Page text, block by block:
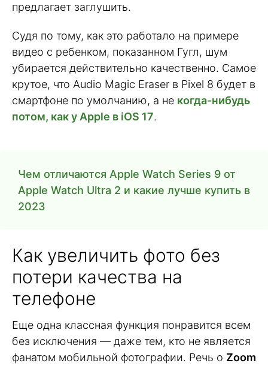
предлагает заглушить.
Судя по тому, как это работало на примере
видео с ребенком, показанном Гугл, шум
убирается действительно качественно. Самое
крутое, что Audio Magic Eraser в Pixel 8 будет в
смартфоне по умолчанию, а не когда-нибудь
потом, как у Apple в iOS 17.
Чем отличаются Apple Watch Series 9 от
Apple Watch Ultra 2 и какие лучше купить в
2023
Как увеличить фото без
потери качества на
телефоне
Еще одна классная функция понравится всем
без исключения — даже тем, кто не является
фанатом мобильной фотографии. Речь о Zoom